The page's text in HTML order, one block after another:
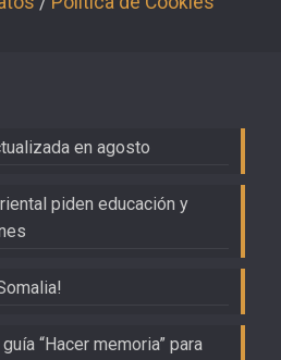
en agosto
piden educación y
“Hacer memoria” para